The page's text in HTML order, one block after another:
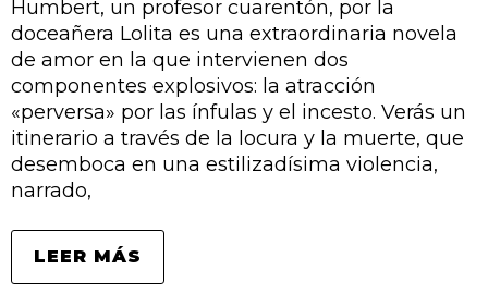
Humbert, un profesor cuarentón, por la
doceañera Lolita es una extraordinaria novela
de amor en la que intervienen dos
componentes explosivos: la atracción
«perversa» por las ínfulas y el incesto. Verás un
itinerario a través de la locura y la muerte, que
desemboca en una estilizadísima violencia,
narrado,
LEER MÁS